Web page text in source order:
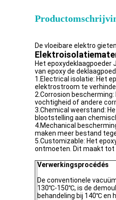
De vloeibare elektro
Het
van epoxy de
1.Electrical isolatie: Het
elektrostroom te
2.Corrosion
vochtigheid of andere
3.Chemical weerstand:
blootstelling aan
4.Mechanical
maken meer bestand
5.Customizable: Het
ontmoeten. Dit maakt tot
Verwerkingsprocédés
De conventionele
130℃-150℃, is de
behandeling bij 140℃ en